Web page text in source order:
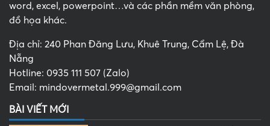
word, excel, powerpoint…và các phần mềm văn phòng,
đồ họa khác.
Địa chỉ: 240 Phan Đăng Lưu, Khuê Trung, Cẩm Lệ, Đà
Nẵng
Hotline: 0935 111 507 (Zalo)
Email: mindovermetal.999@gmail.com
BÀI VIẾT MỚI